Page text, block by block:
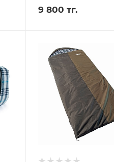
9 800 тг.